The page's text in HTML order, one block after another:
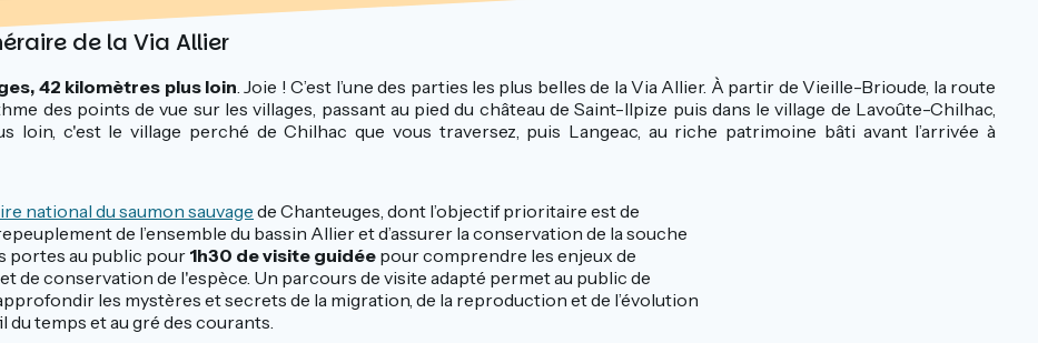
de la Via Allier
42 kilomètres plus loin . Joie ! C’est l’une des parties les plus belles de la Via Allier. À partir de Vieille-Brioude, la route
des points de vue sur les villages, passant au pied du château de Saint-Ilpize puis dans le village de Lavoûte-Chilhac,
loin, c'est le village perché de Chilhac que vous traversez, puis Langeac, au riche patrimoine bâti avant l’arrivée à
national du saumon sauvage de Chanteuges, dont l’objectif prioritaire est de
de l’ensemble du bassin Allier et d’assurer la conservation de la souche
portes au public pour1h30 de visite guidée pour comprendre les enjeux de
de conservation de l'espèce. Un parcours de visite adapté permet au public de
les mystères et secrets de la migration, de la reproduction et de l’évolution
du temps et au gré des courants.